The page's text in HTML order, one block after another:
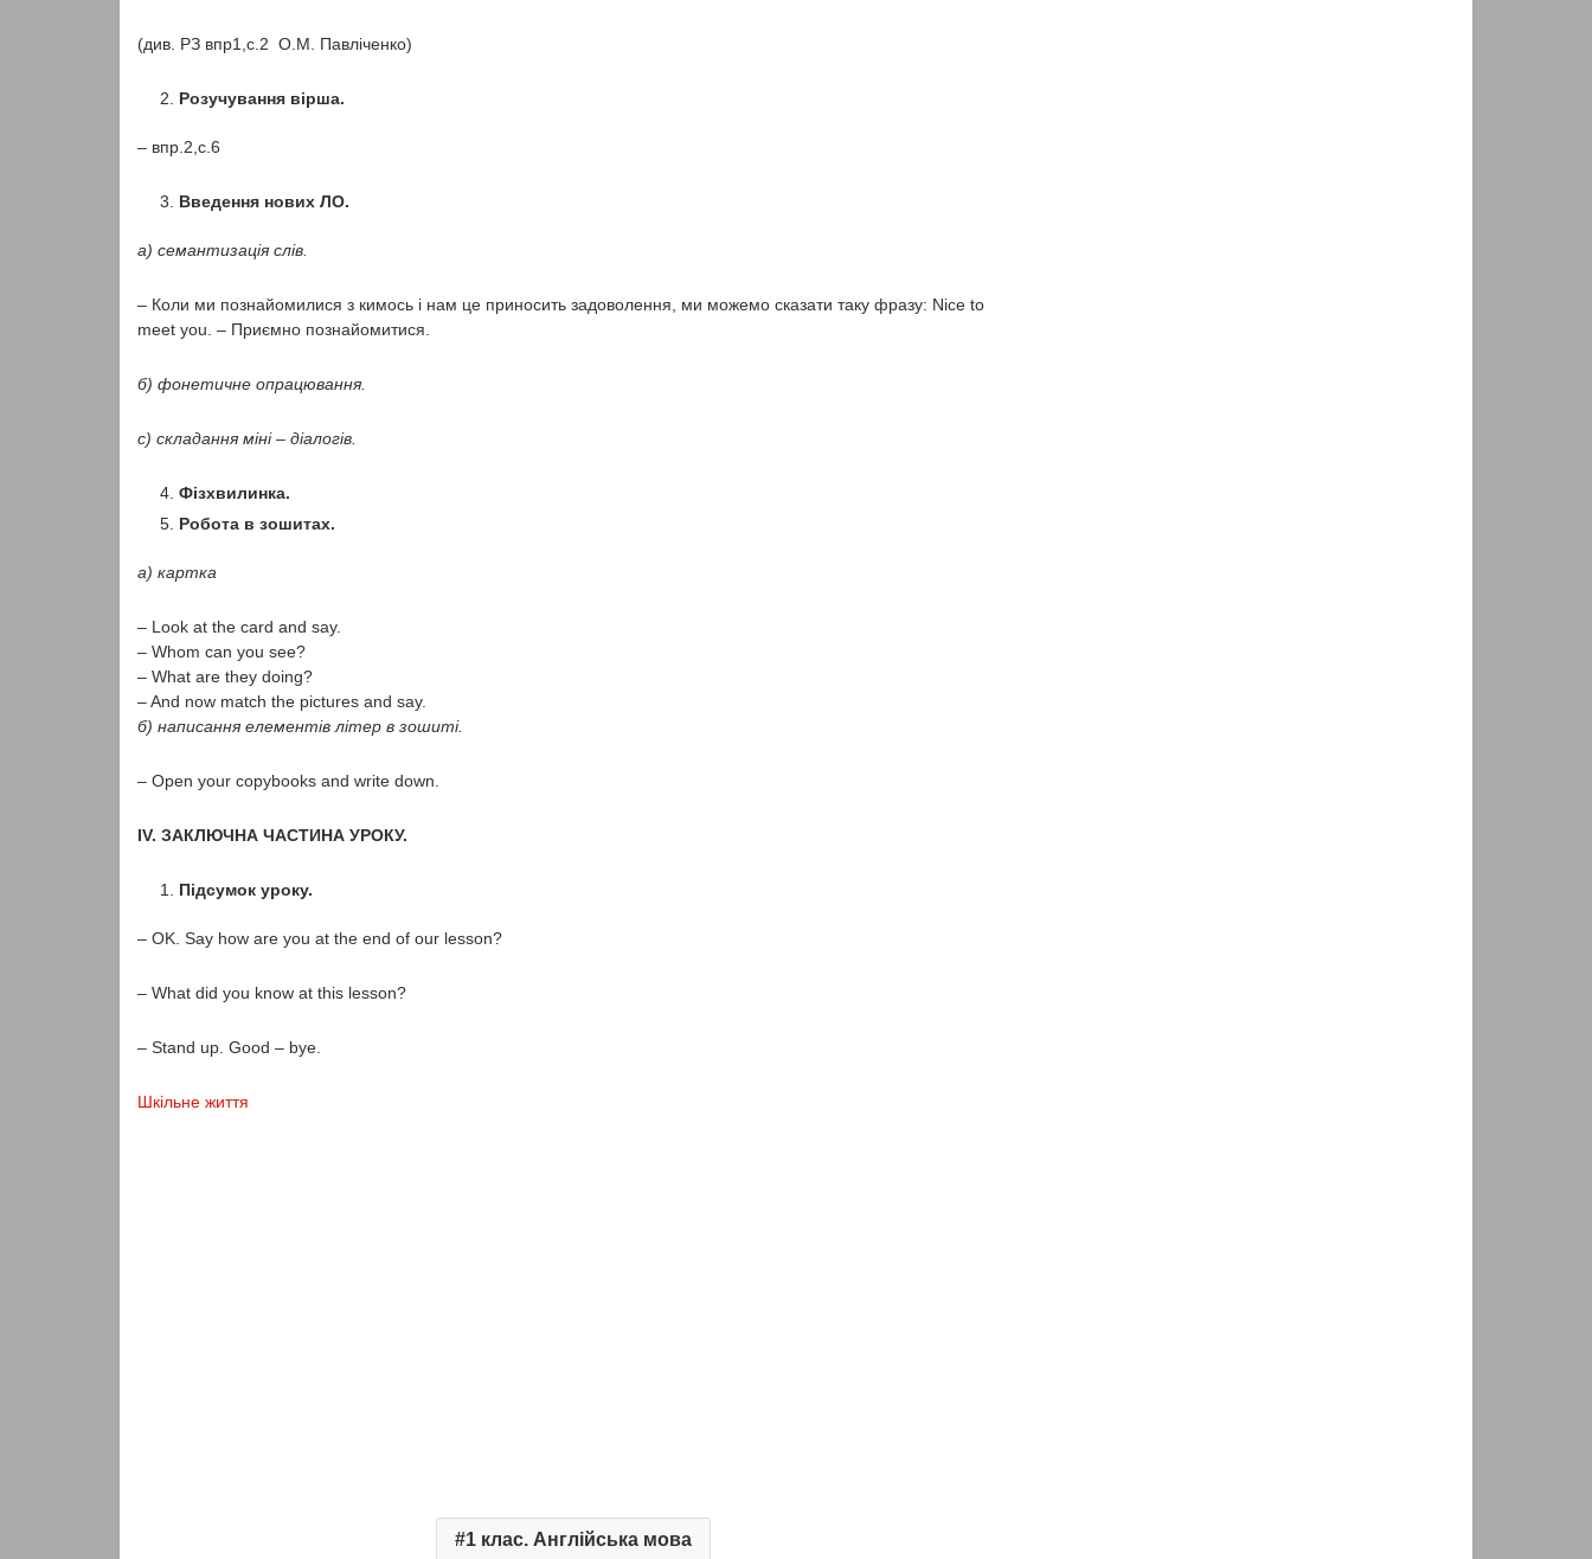
(див. РЗ впр1,с.2 О.М. Павліченко)
Розучування вірша.
– впр.2,с.6
Введення нових ЛО.
а) семантизація слів.
– Коли ми познайомилися з кимось і нам це приносить задоволення, ми можемо сказати таку фразу: Nice to
meet you. – Приємно познайомитися.
б) фонетичне опрацювання.
с) складання міні – діалогів.
Фізхвилинка.
Робота в зошитах.
а) картка
– Look at the card and say.
– Whom can you see?
– What are they doing?
– And now match the pictures and say.
б) написання елементів літер в зошиті.
– Open your copybooks and write down.
ІV. ЗАКЛЮЧНА ЧАСТИНА УРОКУ.
Підсумок уроку.
– OK. Say how are you at the end of our lesson?
– What did you know at this lesson?
– Stand up. Good – bye.
Шкільне життя
1 клас. Англійська мова